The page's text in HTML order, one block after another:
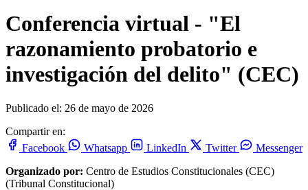
Conferencia virtual - "El
razonamiento probatorio e
investigación del delito" (CEC)
Publicado el: 26 de mayo de 2026
Compartir en:
Facebook
Whatsapp LinkedIn Twitter
Messenger
Organizado por: Centro de Estudios Constitucionales (CEC)
(Tribunal Constitucional)